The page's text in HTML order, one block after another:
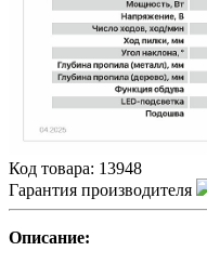
Код товара: 13948
Гарантия производителя
Описание: